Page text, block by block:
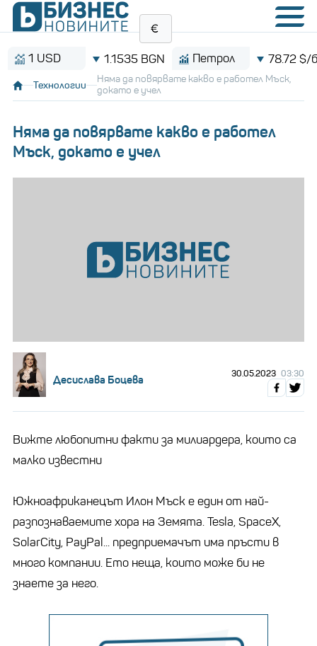
USD 1.1535 BGN Петрол 78.72 $/барел
Технологии
Няма да повярвате какво е работел Мъск,
докато е учел
Няма да повярвате какво е работел
Мъск, докато е учел
Десислава Боцева 30.05.2023 03:30
Вижте любопитни факти за милиардера, които са
малко известни
Южноафриканецът Илон Мъск е един от най-
разпознаваемите хора на Земята. Tesla, SpaceX,
SolarCity, PayPal... предприемачът има пръсти в
много компании. Ето неща, които може би не
знаете за него.